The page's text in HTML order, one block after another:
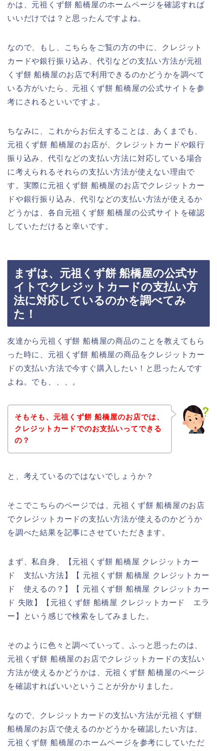
かは、元祖くず餅 船橋屋のホームページを確認すれば
いいだけでは？と思ったんですよね。
なので、もし、こちらをご覧の方の中に、クレジット
カードや銀行振り込み、代引などの支払い方法が元祖
くず餅 船橋屋のお店で利用できるのかどうかを調べて
いる方がいたら、元祖くず餅 船橋屋の公式サイトを参
考にされるといいですよ。
ちなみに、これからお伝えすることは、あくまでも、
元祖くず餅 船橋屋のお店が、クレジットカードや銀行
振り込み、代引などの支払い方法に対応している場合
に考えられるそれらの支払い方法が使えない理由で
す。実際に元祖くず餅 船橋屋のお店でクレジットカー
ドや銀行振り込み、代引などの支払い方法が使えるか
どうかは、各自元祖くず餅 船橋屋の公式サイトを確認
していただけると幸いです。
まずは、元祖くず餅 船橋屋の公式サ
イトでクレジットカードの支払い方
法に対応しているのかを調べてみ
た！
友達から元祖くず餅 船橋屋の商品のことを教えてもら
った時に、元祖くず餅 船橋屋の商品をクレジットカー
ドの支払い方法で今すぐ購入したい！と思ったんです
よね。でも、、、。
そもそも、元祖くず餅 船橋屋のお店では、
クレジットカードでのお支払いってできる
の？
と、考えているのではないでしょうか？
そこでこちらのページでは、元祖くず餅 船橋屋のお店
でクレジットカードの支払い方法が使えるのかどうか
を調べた結果を記事にさせていただきます。
まず、私自身、【元祖くず餅 船橋屋 クレジットカー
ド 支払い方法】【 元祖くず餅 船橋屋 クレジットカー
ド 使えるの？】【 元祖くず餅 船橋屋 クレジットカー
ド 失敗】【元祖くず餅 船橋屋 クレジットカード エラ
ー】という感じで検索をしてみました。
そのように色々と調べていって、ふっと思ったのは、
元祖くず餅 船橋屋のお店でクレジットカードの支払い
方法が使えるかどうかは、元祖くず餅 船橋屋のページ
を確認すればいいということが分かりました。
なので、クレジットカードの支払い方法が元祖くず餅
船橋屋のお店で使えるのかどうかを確認したい方は、
元祖くず餅 船橋屋のホームページを参考にしていただ